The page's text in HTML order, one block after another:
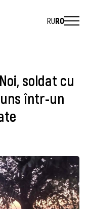
RURO
soldat cu
într-un